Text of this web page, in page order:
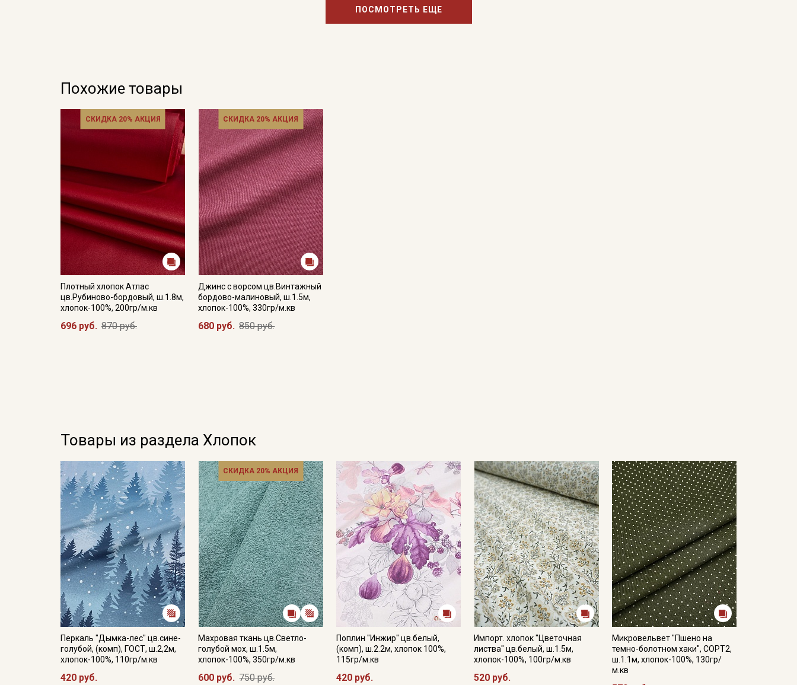
ПОСМОТРЕТЬ ЕЩЕ
Похожие товары
СКИДКА 20% АКЦИЯ
Плотный хлопок Атлас
цв.Рубиново-бордовый, ш.1.8м,
хлопок-100%, 200гр/м.кв
696 руб. 870 руб.
СКИДКА 20% АКЦИЯ
Джинс с ворсом цв.Винтажный
бордово-малиновый, ш.1.5м,
хлопок-100%, 330гр/м.кв
680 руб. 850 руб.
Товары из раздела Хлопок
Перкаль "Дымка-лес" цв.сине-
голубой, (комп), ГОСТ, ш.2,2м,
хлопок-100%, 110гр/м.кв
420 руб.
СКИДКА 20% АКЦИЯ
Махровая ткань цв.Светло-
голубой мох, ш.1.5м,
хлопок-100%, 350гр/м.кв
600 руб. 750 руб.
Поплин "Инжир" цв.белый,
(комп), ш.2.2м, хлопок 100%,
115гр/м.кв
420 руб.
Импорт. хлопок "Цветочная
листва" цв.белый, ш.1.5м,
хлопок-100%, 100гр/м.кв
520 руб.
Микровельвет "Пшено на
темно-болотном хаки", СОРТ2,
ш.1.1м, хлопок-100%, 130гр/
м.кв
информационных рассылок